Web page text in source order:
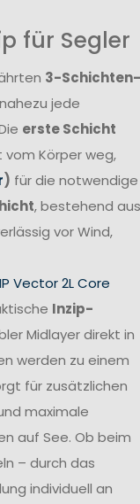
für Segler
3-Schichten-
jede
erste Schicht
Körper weg,
) für die notwendige
, bestehend aus
vor Wind,
Vector 2L Core
Inzip-
Midlayer direkt in
werden zu einem
für zusätzlichen
maximale
auf See. Ob beim
– durch das
individuell an